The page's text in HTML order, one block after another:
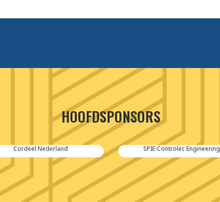
HOOFDSPONSORS
Cordeel Nederland SPIE-Controlec Engineering